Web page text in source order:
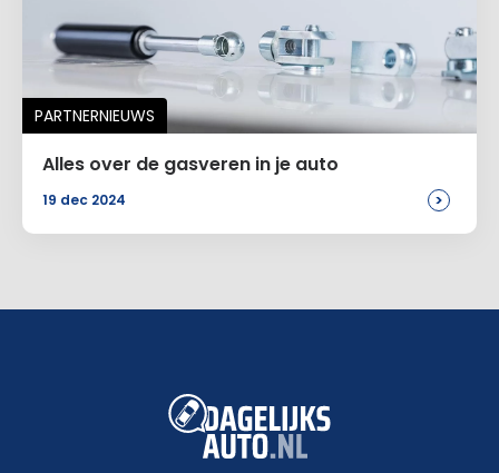
PARTNERNIEUWS
Alles over de gasveren in je auto
19 dec 2024 >